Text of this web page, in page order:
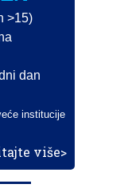
>15)
dan
institucije
više>